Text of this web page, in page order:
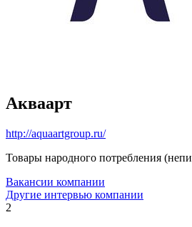
Акваарт
http://aquaartgroup.ru/
Товары народного потребления
Вакансии компании
Другие интервью компании
2